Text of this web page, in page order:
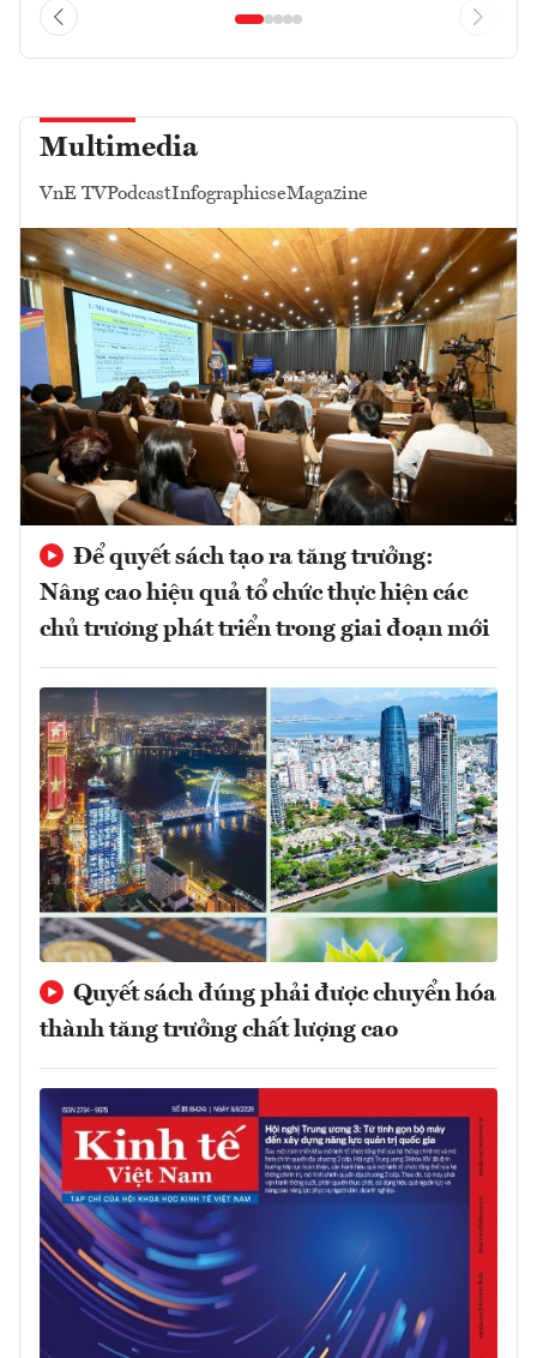
Multimedia
VnE TVPodcastInfographicseMagazine
Để quyết sách tạo ra tăng trưởng:
Nâng cao hiệu quả tổ chức thực hiện các
chủ trương phát triển trong giai đoạn mới
Quyết sách đúng phải được chuyển hóa
thành tăng trưởng chất lượng cao